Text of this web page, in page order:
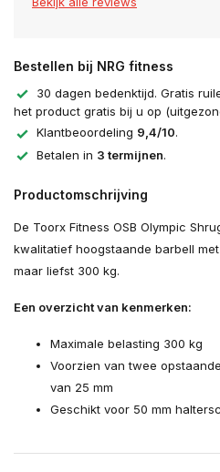
Bestellen bij NRG fitness
30 dagen bedenktijd. Gratis
het product gratis bij u op
Klantbeoordeling 9,4/10.
Betalen in 3 termijnen.
Productomschrijving
De Toorx Fitness OSB Olympic
kwalitatief hoogstaande barbell
maar liefst 300 kg.
Een overzicht van kenmerken:
Maximale belasting 300 kg
Voorzien van twee
van 25 mm
Geschikt voor 50 mm